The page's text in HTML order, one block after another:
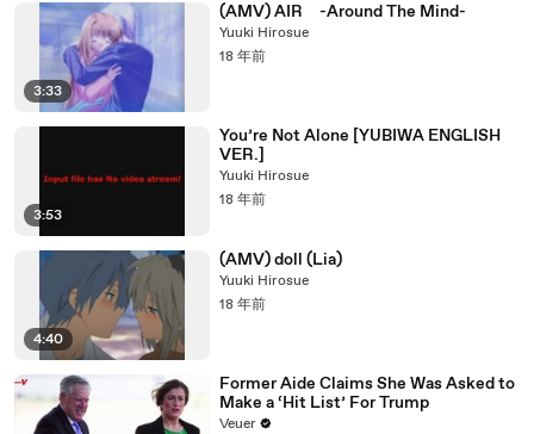
3:33
(AMV) AIR -Around The Mind-
Yuuki Hirosue
18 年前
3:53
You’re Not Alone [YUBIWA ENGLISH
VER.]
Yuuki Hirosue
18 年前
4:40
(AMV) doll (Lia)
Yuuki Hirosue
18 年前
Former Aide Claims She Was Asked to
Make a ‘Hit List’ For Trump
Veuer